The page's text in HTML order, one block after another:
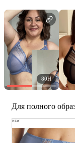
80H
Для полного
NEW